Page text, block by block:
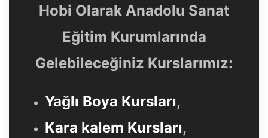
Hobi Olarak Anadolu Sanat
Eğitim Kurumlarında
Gelebileceğiniz Kurslarımız:
Yağlı Boya Kursları,
Kara kalem Kursları,